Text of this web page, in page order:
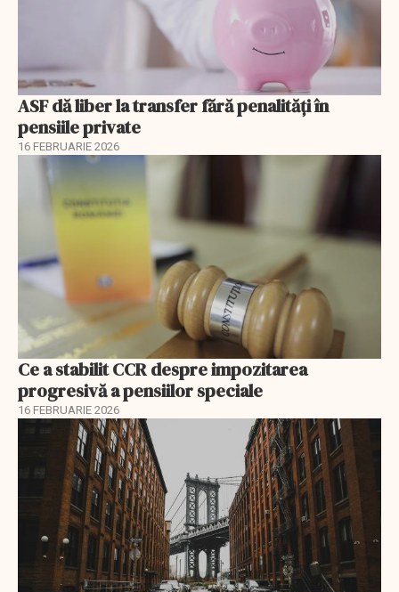
ASF dă liber la transfer fără penalități în
pensiile private
16 FEBRUARIE 2026
Ce a stabilit CCR despre impozitarea
progresivă a pensiilor speciale
16 FEBRUARIE 2026